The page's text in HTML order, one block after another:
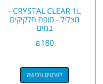
CRYSTAL CLEAR 1L -
מצליל - סופח חלקיקים
במים
₪180
לפרטים ורכישה